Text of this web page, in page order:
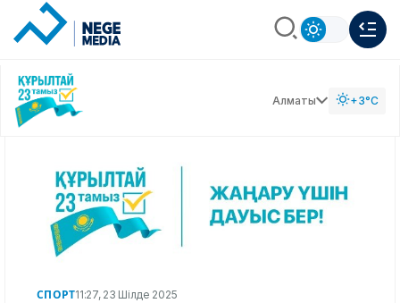
Алматы +3°C
СПОРТ11:27, 23 Шілде 2025